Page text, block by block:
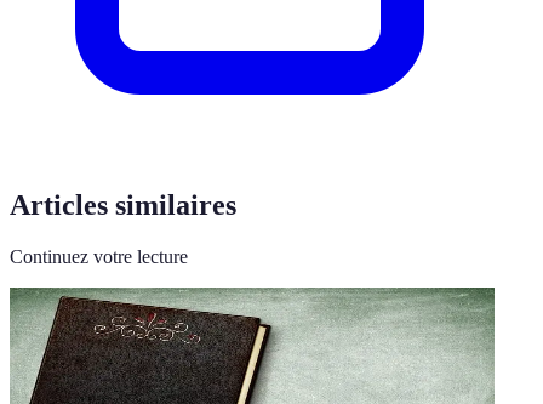
Articles similaires
Continuez votre lecture